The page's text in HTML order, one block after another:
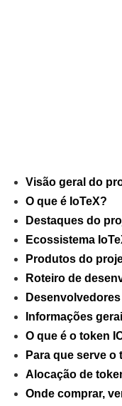
Visão geral do
O que é IoTeX?
Destaques do
Ecossistema
Produtos do
Roteiro de
Informações
O que é o token
Para que serve o
Alocação de
Onde comprar,